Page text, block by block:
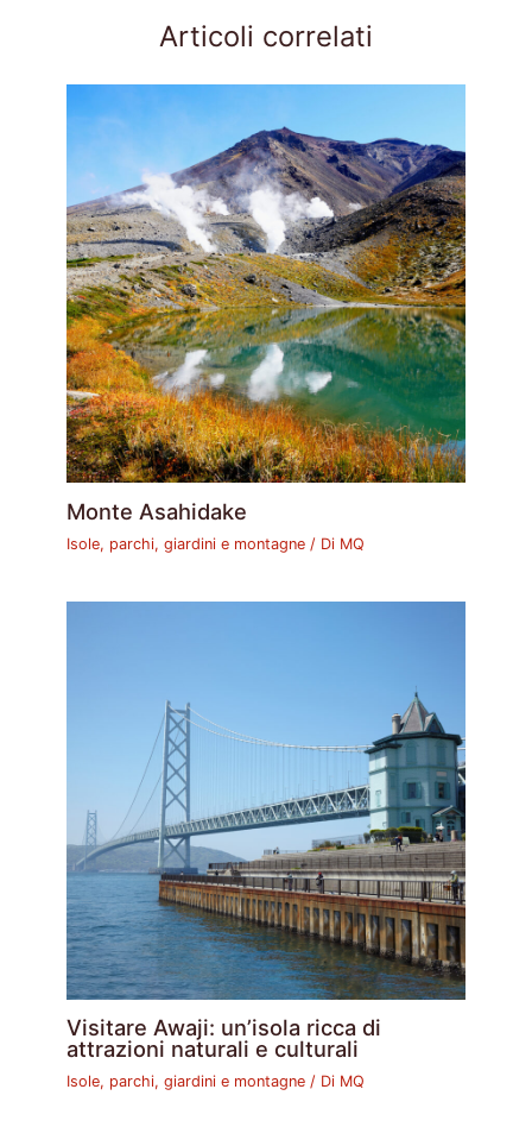
Articoli correlati
Monte Asahidake
Isole, parchi, giardini e montagne / Di MQ
Visitare Awaji: un’isola ricca di
attrazioni naturali e culturali
Isole, parchi, giardini e montagne / Di MQ